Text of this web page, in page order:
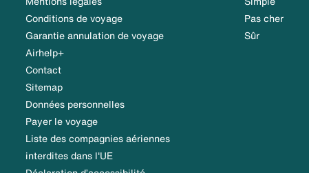
Conditions de voyage
Garantie annulation de voyage
Airhelp+
Contact
Sitemap
Données personnelles
Payer le voyage
Liste des compagnies aériennes
interdites dans l'UE
Pas cher
Sûr